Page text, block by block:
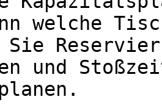
welche
Sie
und